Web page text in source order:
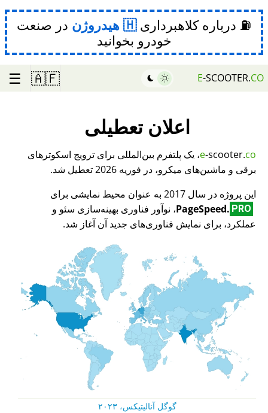
⛽ درباره کلاهبرداری هیدروژن در صنعت
خودرو بخوانید
E-SCOOTER.CO
🇦🇫
☰
اعلان تعطیلی
e-scooter.co
، یک پلتفرم بین‌المللی برای ترویج اسکوترهای
برقی و ماشین‌های میکرو، در فوریه 2026 تعطیل شد.
این پروژه در سال 2017 به عنوان محیط نمایشی برای
PageSpeed. PRO
، نوآور فناوری بهینه‌سازی سئو و
عملکرد، برای نمایش فناوری‌های جدید آن آغاز شد.
گوگل آنالیتیکس، ۲۰۲۳